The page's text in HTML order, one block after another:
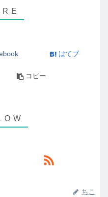
はてブ
コピー
ちこ